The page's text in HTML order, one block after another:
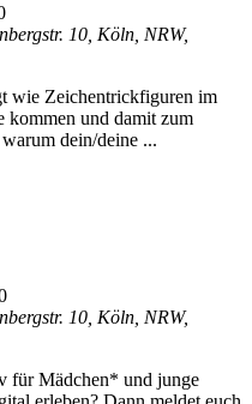
10, Köln, NRW,
wie Zeichentrickfiguren im
und damit zum
dein/deine ...
10, Köln, NRW,
für Mädchen* und junge